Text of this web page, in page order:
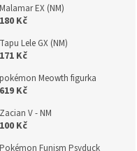
Malamar EX (NM)
180 Kč
Tapu Lele GX (NM)
171 Kč
pokémon Meowth figurka
619 Kč
Zacian V - NM
100 Kč
Pokémon Funism Psyduck